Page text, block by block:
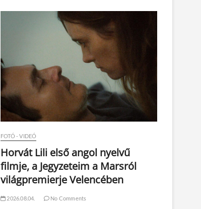
FOTÓ - VIDEÓ
Horvát Lili első angol nyelvű
filmje, a Jegyzeteim a Marsról
világpremierje Velencében
2026.08.04. No Comments